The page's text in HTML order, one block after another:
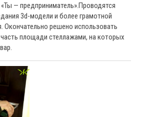
— предприниматель».Проводятся
3d-модели и более грамотной
Окончательно решено использовать
площади стеллажами, на которых